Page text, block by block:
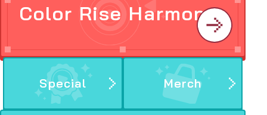
Color Rise Harmony
Special Merch